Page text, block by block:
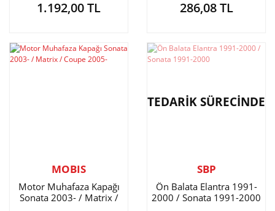
1.192,00 TL 286,08 TL
MOBIS
Motor Muhafaza Kapağı
Sonata 2003- / Matrix /
TEDARİK SÜRECİNDE
SBP
Ön Balata Elantra 1991-
2000 / Sonata 1991-2000